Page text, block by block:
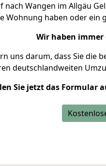
Wangen im Allgäu
Wohnung haben oder
Wir haben immer
uns darum, dass Sie die
deutschlandweiten
Sie jetzt das Formular